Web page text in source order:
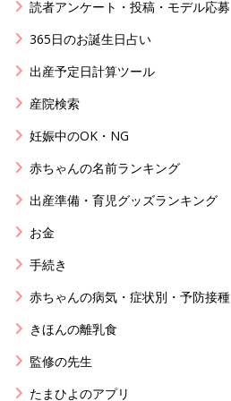
読者アンケート・投稿・モデル応募
365日のお誕生日占い
出産予定日計算ツール
産院検索
妊娠中のOK・NG
赤ちゃんの名前ランキング
出産準備・育児グッズランキング
お金
手続き
赤ちゃんの病気・症状別・予防接種
きほんの離乳食
監修の先生
たまひよのアプリ